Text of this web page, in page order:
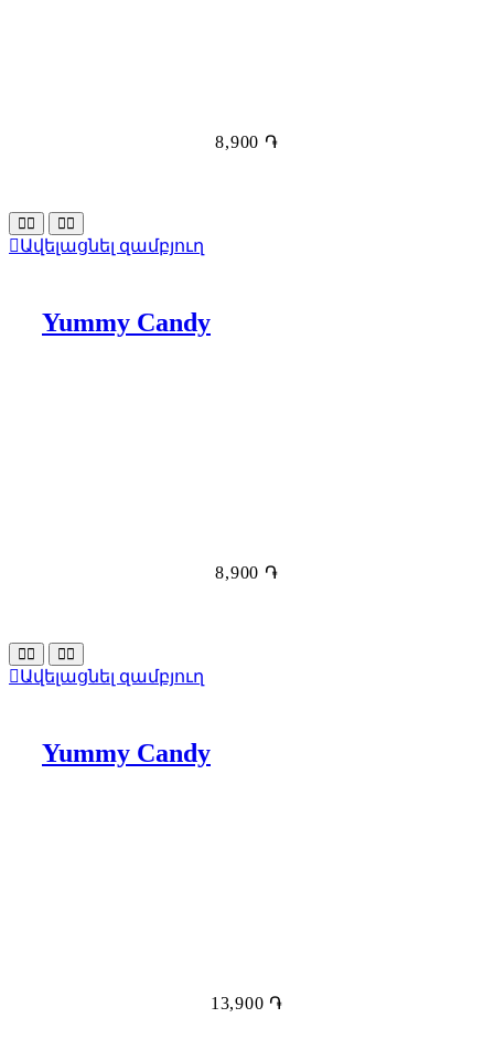
8,900 ֏
Ավելացնել զամբյուղ
Yummy Candy
8,900 ֏
Ավելացնել զամբյուղ
Yummy Candy
13,900 ֏